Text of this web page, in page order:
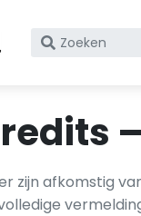
Zoek
KvK
zijn afkomstig